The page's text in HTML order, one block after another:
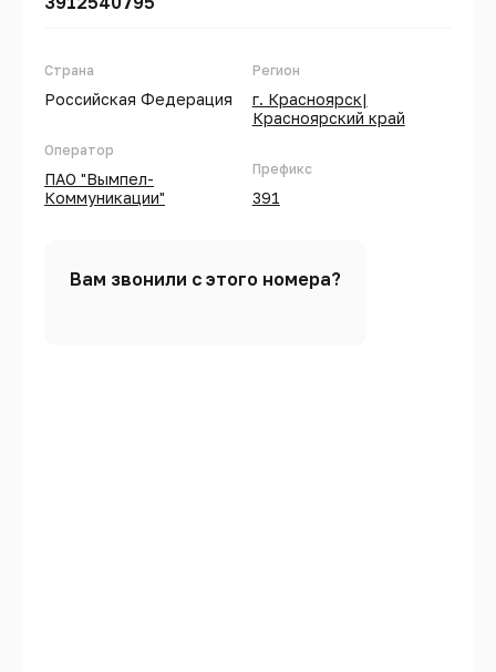
Страна
Российская Федерация
Оператор
ПАО "Вымпел-
Коммуникации"
Регион
г. Красноярск|
Красноярский край
Префикс
391
Вам звонили с этого номера?